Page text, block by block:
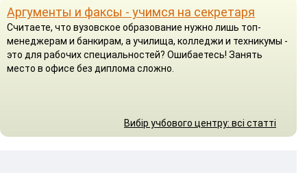
Аргументы и факсы - учимся на секретаря
Считаете, что вузовское образование нужно лишь топ-
менеджерам и банкирам, а училища, колледжи и техникумы -
это для рабочих специальностей? Ошибаетесь! Занять
место в офисе без диплома сложно.
Вибір учбового центру: всі статті